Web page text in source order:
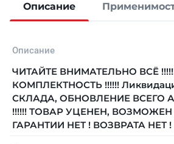
Описание
Описание
ЧИТАЙТЕ ВНИМАТЕЛЬНО ВСЁ
КОМПЛЕКТНОСТЬ !!!!!!
СКЛАДА, ОБНОВЛЕНИЕ ВСЕГО
!!!!!! ТОВАР УЦЕНЕН, ВОЗМОЖЕН
ГАРАНТИИ НЕТ ! ВОЗВРАТА НЕТ !